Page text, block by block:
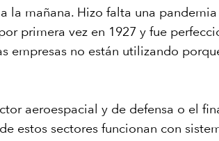
la mañana. Hizo falta una
primera vez en 1927 y fue
no están utilizando
aeroespacial y de defensa o el
estos sectores funcionan con